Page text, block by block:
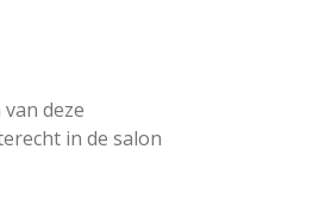
deze
in de salon